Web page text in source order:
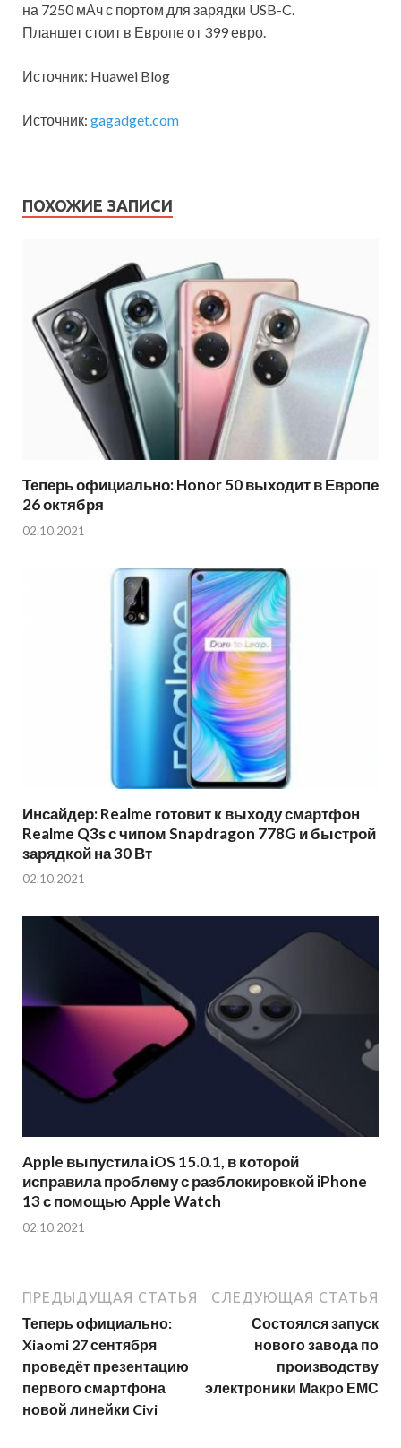
на 7250 мАч с портом для зарядки USB-C.
Планшет стоит в Европе от 399 евро.
Источник: Huawei Blog
Источник: gagadget.com
ПОХОЖИЕ ЗАПИСИ
Теперь официально: Honor 50 выходит в Европе
26 октября
02.10.2021
Инсайдер: Realme готовит к выходу смартфон
Realme Q3s с чипом Snapdragon 778G и быстрой
зарядкой на 30 Вт
02.10.2021
Apple выпустила iOS 15.0.1, в которой
исправила проблему с разблокировкой iPhone
13 с помощью Apple Watch
02.10.2021
ПРЕДЫДУЩАЯ СТАТЬЯ
Теперь официально:
Xiaomi 27 сентября
проведёт презентацию
первого смартфона
новой линейки Civi
СЛЕДУЮЩАЯ СТАТЬЯ
Состоялся запуск
нового завода по
производству
электроники Макро ЕМС